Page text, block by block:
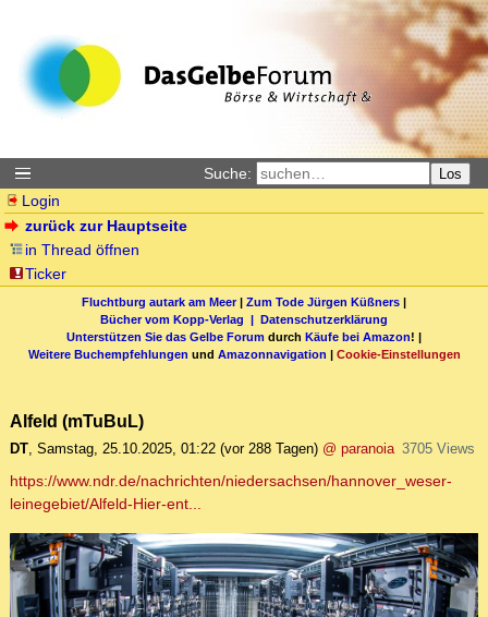
Suche: Los
Login
zurück zur Hauptseite
in Thread öffnen
Ticker
Fluchtburg autark am Meer| Zum Tode Jürgen Küßners |
Bücher vom Kopp-Verlag | Datenschutzerklärung
Unterstützen Sie das Gelbe Forum durch Käufe bei Amazon! |
Weitere Buchempfehlungen und Amazonnavigation | Cookie-Einstellungen
Alfeld (mTuBuL)
DT, Samstag, 25.10.2025, 01:22 (vor 288 Tagen) @ paranoia 3705 Views
https://www.ndr.de/nachrichten/niedersachsen/hannover_weser-
leinegebiet/Alfeld-Hier-ent...